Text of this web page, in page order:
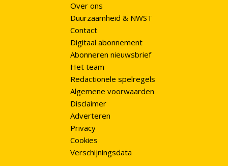
Over ons
Duurzaamheid & NWST
Contact
Digitaal abonnement
Abonneren nieuwsbrief
Het team
Redactionele spelregels
Algemene voorwaarden
Disclaimer
Adverteren
Privacy
Cookies
Verschijningsdata